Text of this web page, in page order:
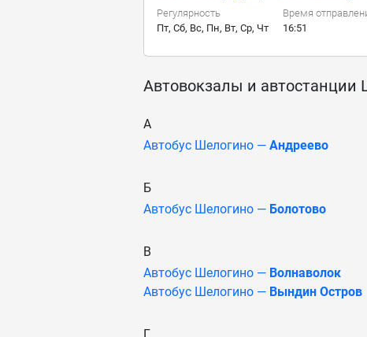
Регулярность
Время
Пт, Сб, Вс, Пн, Вт, Ср, Чт
16:51
Автовокзалы и автостанции
А
Автобус Шелогино — Андреево
Б
Автобус Шелогино — Болотово
В
Автобус Шелогино — Волнаволок
Автобус Шелогино — Вындин Остров